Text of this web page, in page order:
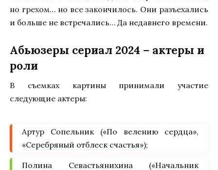
но грехом… но все закончилось. Они разъехались
и больше не встречались… Да недавнего времени.
Абьюзеры сериал 2024 – актеры и
роли
В съемках картины принимали участие
следующие актеры:
Артур Сопельник («По велению сердца»,
«Серебряный отблеск счастья»);
Полина Севастьянихина («Начальник